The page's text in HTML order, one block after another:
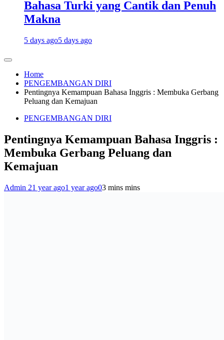
Bahasa Turki yang Cantik dan Penuh
Makna
5 days ago5 days ago
Home
PENGEMBANGAN DIRI
Pentingnya Kemampuan Bahasa Inggris : Membuka Gerbang
Peluang dan Kemajuan
PENGEMBANGAN DIRI
Pentingnya Kemampuan Bahasa Inggris :
Membuka Gerbang Peluang dan
Kemajuan
Admin 21 year ago1 year ago03 mins mins